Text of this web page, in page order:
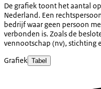
De grafiek toont het aantal
Nederland. Een
bedrijf waar geen persoon
verbonden is. Zoals de
vennootschap (nv), stichting
Grafiek Tabel